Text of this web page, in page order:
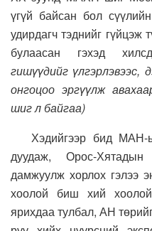
үгүй байсан бол
удирдагч тэднийг
булаасан гэхэд
гишүүдийг үлгэрлэвээс,
онгоцоо эргүүлж
шиг л байгаа)
Хэдийгээр бид МАН-
дуудаж, Орос-
дамжуулж хорлох гэлээ
хоолой биш хий
ярихдаа тулбал, АН